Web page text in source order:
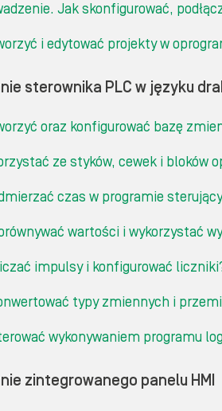
Jak skonfigurować,
i edytować projekty w
sterownika PLC w języku
oraz konfigurować bazę
ze styków, cewek i bloków
czas w programie
wartości i wykorzystać
impulsy i konfigurować
typy zmiennych i
wykonywaniem programu
zintegrowanego panelu HMI